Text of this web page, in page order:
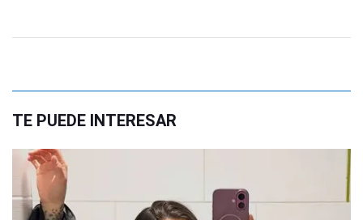
TE PUEDE INTERESAR